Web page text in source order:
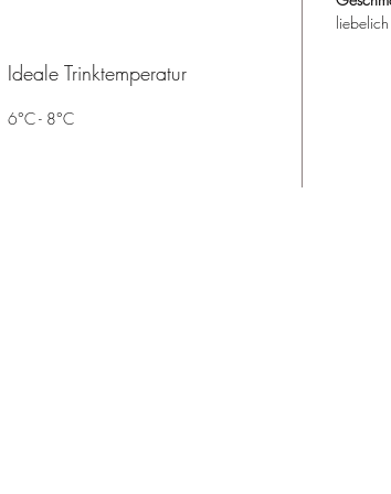
liebelich
Ideale Trinktemperatur
6°C - 8°C